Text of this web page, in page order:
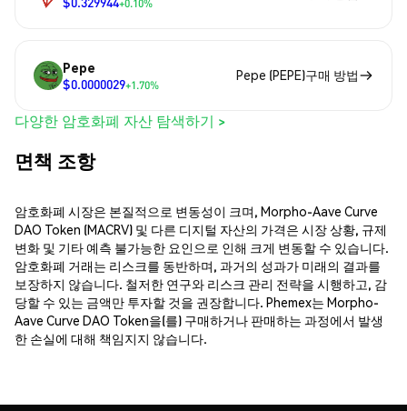
+0.10%
Pepe
$0.0000029+1.70%
Pepe (PEPE)구매 방법
다양한 암호화폐 자산 탐색하기 >
면책 조항
암호화폐 시장은 본질적으로 변동성이 크며, Morpho-Aave Curve
DAO Token (MACRV) 및 다른 디지털 자산의 가격은 시장 상황, 규제
변화 및 기타 예측 불가능한 요인으로 인해 크게 변동할 수 있습니다.
암호화폐 거래는 리스크를 동반하며, 과거의 성과가 미래의 결과를
보장하지 않습니다. 철저한 연구와 리스크 관리 전략을 시행하고, 감
당할 수 있는 금액만 투자할 것을 권장합니다. Phemex는 Morpho-
Aave Curve DAO Token을(를) 구매하거나 판매하는 과정에서 발생
한 손실에 대해 책임지지 않습니다.